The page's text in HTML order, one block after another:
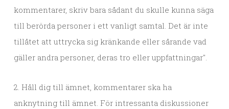
kommentarer, skriv bara sådant du skulle kunna säga
till berörda personer i ett vanligt samtal. Det är inte
tillåtet att uttrycka sig kränkande eller sårande vad
gäller andra personer, deras tro eller uppfattningar".
2. Håll dig till ämnet, kommentarer ska ha
anknytning till ämnet. För intressanta diskussioner